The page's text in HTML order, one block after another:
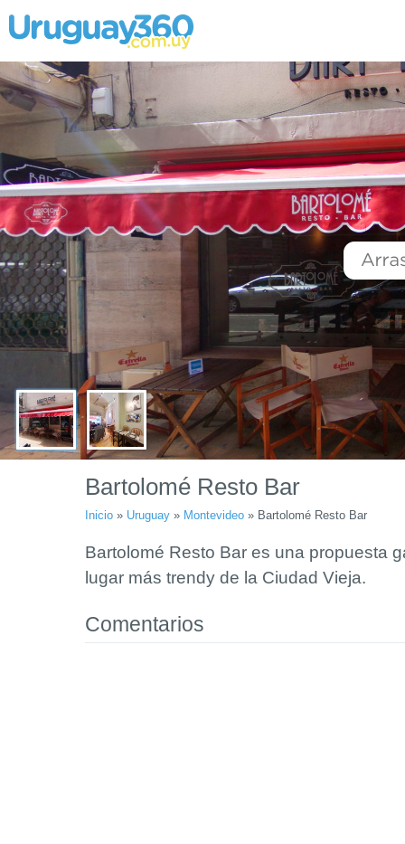
Bartolomé Resto Bar
Inicio » Uruguay » Montevideo » Bartolomé Resto Bar
Bartolomé Resto Bar es una propuesta
lugar más trendy de la Ciudad Vieja.
Comentarios